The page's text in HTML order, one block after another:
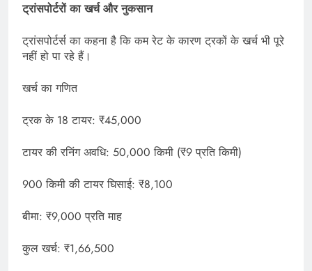
ट्रांसपोर्टरों का खर्च और नुकसान
ट्रांसपोर्टर्स का कहना है कि कम रेट के कारण ट्रकों के खर्च भी पूरे
नहीं हो पा रहे हैं।
खर्च का गणित
ट्रक के 18 टायर: ₹45,000
टायर की रनिंग अवधि: 50,000 किमी (₹9 प्रति किमी)
900 किमी की टायर घिसाई: ₹8,100
बीमा: ₹9,000 प्रति माह
कुल खर्च: ₹1,66,500